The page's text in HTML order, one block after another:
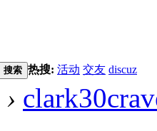
搜索 热搜: 活动 交友 discuz
›